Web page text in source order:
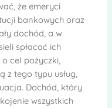
że emeryci
bankowych oraz
dochód, a w
spłacać ich
cel pożyczki,
z tego typu usług,
Dochód, który
wszystkich